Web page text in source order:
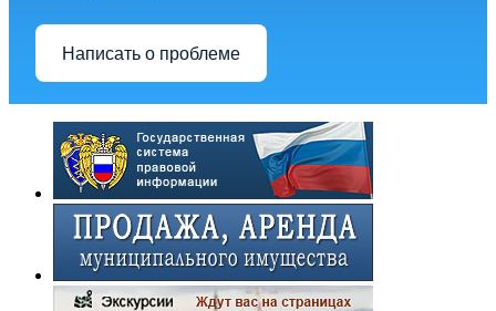
Написать о проблеме